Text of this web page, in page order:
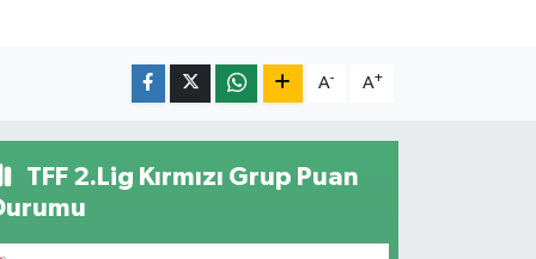
A- A+
TFF 2.Lig Kırmızı Grup Puan